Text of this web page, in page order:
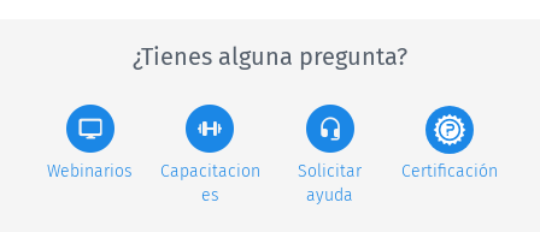
¿Tienes alguna pregunta?
Webinarios
Capacitacion
es
Solicitar
ayuda
Certificación